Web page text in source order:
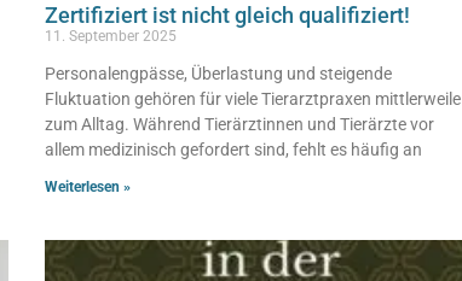
Zertifiziert ist nicht gleich qualifiziert!
11. September 2025
Personalengpässe, Überlastung und steigende
Fluktuation gehören für viele Tierarztpraxen mittlerweile
zum Alltag. Während Tierärztinnen und Tierärzte vor
allem medizinisch gefordert sind, fehlt es häufig an
Weiterlesen »